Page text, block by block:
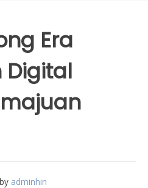
Era
Digital
by adminhin